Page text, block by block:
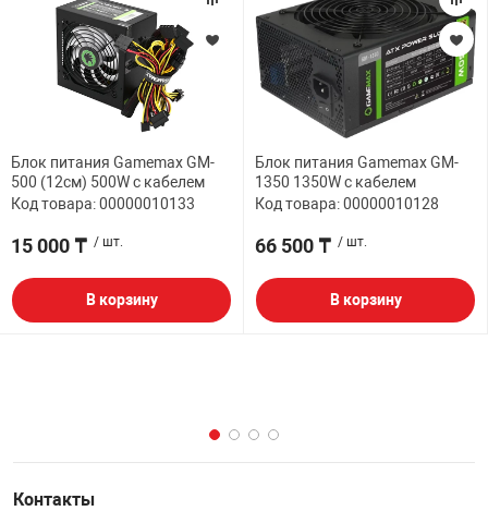
Блок питания Gamemax GM-
500 (12см) 500W с кабелем
Код товара: 00000010133
15 000 ₸ / шт.
В корзину
Блок питания Gamemax GM-
1350 1350W с кабелем
Код товара: 00000010128
66 500 ₸ / шт.
В корзину
Контакты